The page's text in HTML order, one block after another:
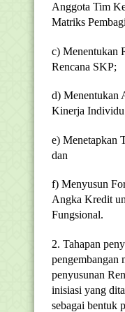
Anggota Tim
Matriks
c) Menentukan
Rencana SKP;
d) Menentukan
Kinerja Individu
e) Menetapkan
dan
f) Menyusun
Angka Kredit
Fungsional.
2. Tahapan
pengembangan
penyusunan
inisiasi yang
sebagai bentuk